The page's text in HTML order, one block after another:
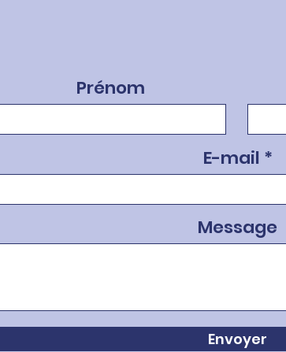
Prénom
E-mail
Message
Envoyer